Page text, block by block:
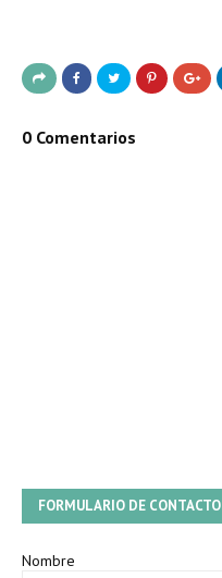
0 Comentarios
FORMULARIO DE CONTACTO
Nombre